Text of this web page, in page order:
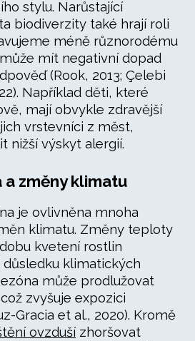
stylu. Narůstající
biodiverzity také hrají roli
méně různorodému
mít negativní dopad
(Rook, 2013; Çelebi
Například děti, které
mají obvykle zdravější
vrstevníci z měst,
nižší výskyt alergií.
a změny klimatu
je ovlivněna mnoha
klimatu. Změny teploty
kvetení rostlin
důsledku klimatických
může prodlužovat
zvyšuje expozici
Gracia et al., 2020). Kromě
ovzdušízhoršovat